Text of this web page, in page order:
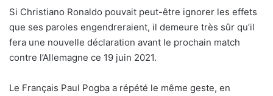
Si Christiano Ronaldo pouvait peut-être ignorer les effets
que ses paroles engendreraient, il demeure très sûr qu’il
fera une nouvelle déclaration avant le prochain match
contre l’Allemagne ce 19 juin 2021.
Le Français Paul Pogba a répété le même geste, en